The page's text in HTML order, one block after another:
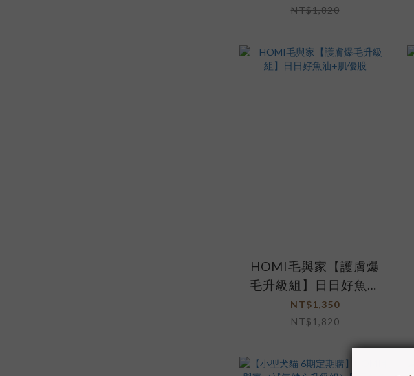
NT$1,820
HOMI毛與家【護膚爆
毛升級組】日日好魚油
+肌優股
NT$1,350
NT$1,820